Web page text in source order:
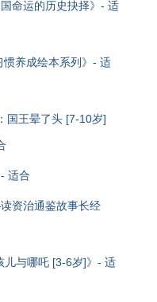
命运的历史抉择》- 适
养成绘本系列》- 适
国王晕了头 [7-10岁]
适合
资治通鉴故事长经
儿与哪吒 [3-6岁]》- 适